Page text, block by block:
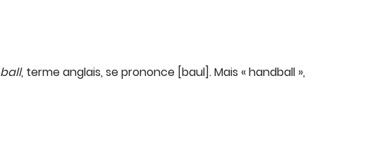
ball, terme anglais, se prononce [baul]. Mais « handball »,